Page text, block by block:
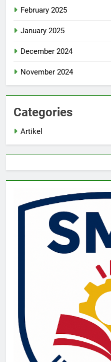
February 2025
January 2025
December 2024
November 2024
Categories
Artikel